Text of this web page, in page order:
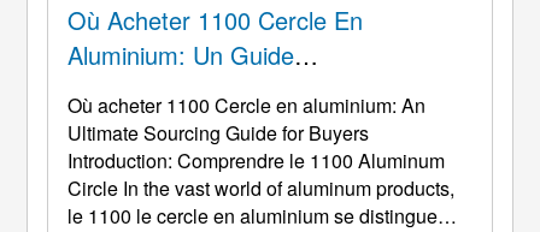
Où Acheter 1100 Cercle En
Aluminium: Un Guide
Acheteurs
Où acheter 1100 Cercle en aluminium:An
Ultimate Sourcing Guide for Buyers
Introduction: Comprendre le 1100Aluminum
Circle In the vast world of aluminum products,
le 1100 le cercle en aluminium se distingue